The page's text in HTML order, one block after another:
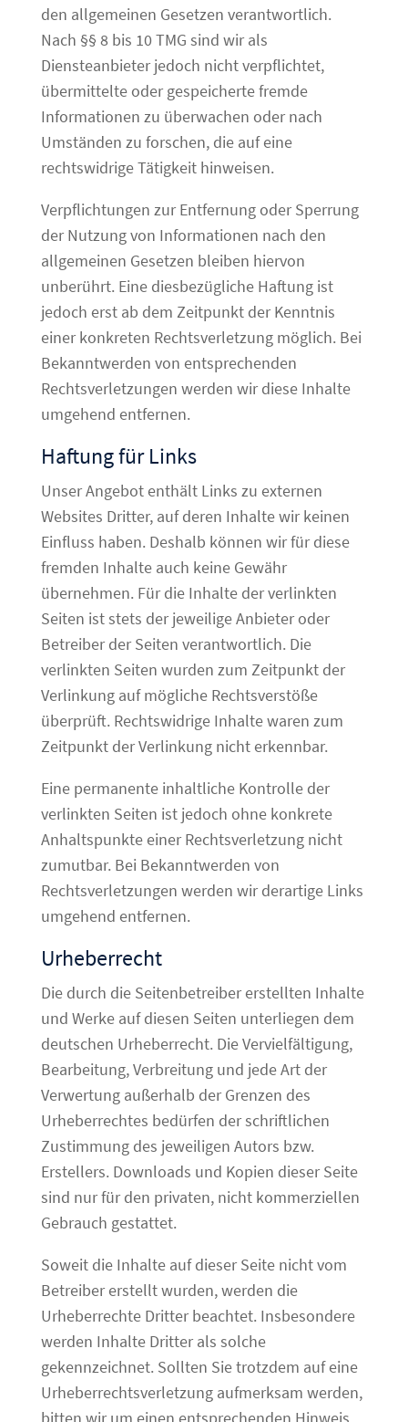
den allgemeinen Gesetzen verantwortlich.
Nach §§ 8 bis 10 TMG sind wir als
Diensteanbieter jedoch nicht verpflichtet,
übermittelte oder gespeicherte fremde
Informationen zu überwachen oder nach
Umständen zu forschen, die auf eine
rechtswidrige Tätigkeit hinweisen.
Verpflichtungen zur Entfernung oder Sperrung
der Nutzung von Informationen nach den
allgemeinen Gesetzen bleiben hiervon
unberührt. Eine diesbezügliche Haftung ist
jedoch erst ab dem Zeitpunkt der Kenntnis
einer konkreten Rechtsverletzung möglich. Bei
Bekanntwerden von entsprechenden
Rechtsverletzungen werden wir diese Inhalte
umgehend entfernen.
Haftung für Links
Unser Angebot enthält Links zu externen
Websites Dritter, auf deren Inhalte wir keinen
Einfluss haben. Deshalb können wir für diese
fremden Inhalte auch keine Gewähr
übernehmen. Für die Inhalte der verlinkten
Seiten ist stets der jeweilige Anbieter oder
Betreiber der Seiten verantwortlich. Die
verlinkten Seiten wurden zum Zeitpunkt der
Verlinkung auf mögliche Rechtsverstöße
überprüft. Rechtswidrige Inhalte waren zum
Zeitpunkt der Verlinkung nicht erkennbar.
Eine permanente inhaltliche Kontrolle der
verlinkten Seiten ist jedoch ohne konkrete
Anhaltspunkte einer Rechtsverletzung nicht
zumutbar. Bei Bekanntwerden von
Rechtsverletzungen werden wir derartige Links
umgehend entfernen.
Urheberrecht
Die durch die Seitenbetreiber erstellten Inhalte
und Werke auf diesen Seiten unterliegen dem
deutschen Urheberrecht. Die Vervielfältigung,
Bearbeitung, Verbreitung und jede Art der
Verwertung außerhalb der Grenzen des
Urheberrechtes bedürfen der schriftlichen
Zustimmung des jeweiligen Autors bzw.
Erstellers. Downloads und Kopien dieser Seite
sind nur für den privaten, nicht kommerziellen
Gebrauch gestattet.
Soweit die Inhalte auf dieser Seite nicht vom
Betreiber erstellt wurden, werden die
Urheberrechte Dritter beachtet. Insbesondere
werden Inhalte Dritter als solche
gekennzeichnet. Sollten Sie trotzdem auf eine
Urheberrechtsverletzung aufmerksam werden,